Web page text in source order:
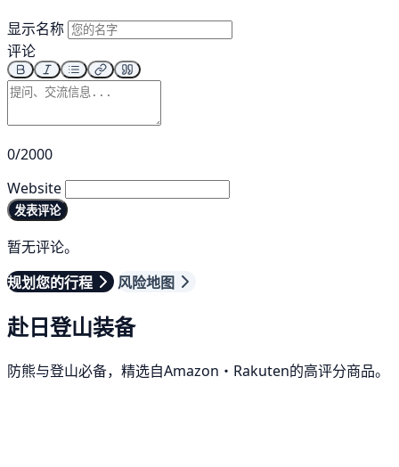
显示名称
评论
0/2000
Website
发表评论
暂无评论。
规划您的行程
风险地图
赴日登山装备
防熊与登山必备，精选自Amazon・Rakuten的高评分商品。